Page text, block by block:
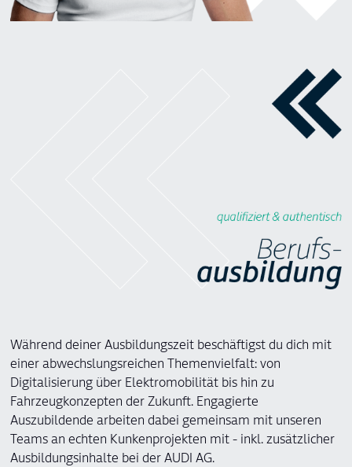
Während deiner Ausbildungszeit beschäftigst du dich mit
einer abwechslungsreichen Themenvielfalt: von
Digitalisierung über Elektromobilität bis hin zu
Fahrzeugkonzepten der Zukunft. Engagierte
Auszubildende arbeiten dabei gemeinsam mit unseren
Teams an echten Kunkenprojekten mit - inkl. zusätzlicher
Ausbildungsinhalte bei der AUDI AG.